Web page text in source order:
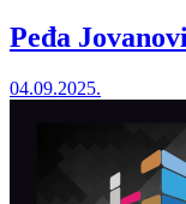
Peđa
04.09.2025.